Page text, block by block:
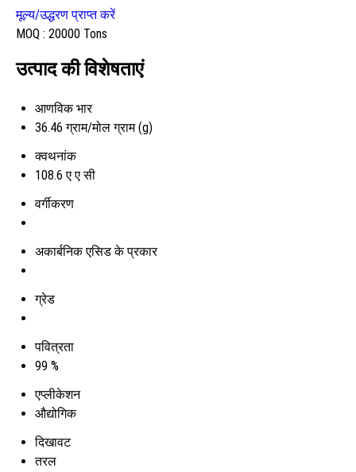
मूल्य/उद्धरण प्राप्त करें
MOQ : 20000 Tons
उत्पाद की विशेषताएं
आणविक भार
36.46 ग्राम/मोल ग्राम (g)
क्वथनांक
108.6 ए ए सी
वर्गीकरण
अकार्बनिक एसिड के प्रकार
ग्रेड
पवित्रता
99 %
एप्लीकेशन
औद्योगिक
दिखावट
तरल